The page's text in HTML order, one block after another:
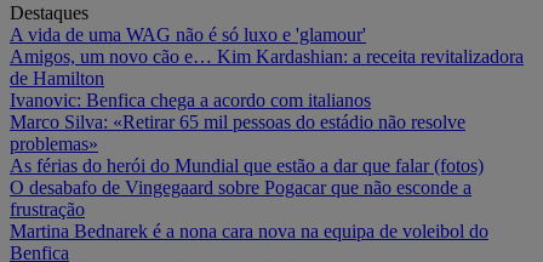
Destaques
A vida de uma WAG não é só luxo e 'glamour'
Amigos, um novo cão e… Kim Kardashian: a receita revitalizadora
de Hamilton
Ivanovic: Benfica chega a acordo com italianos
Marco Silva: «Retirar 65 mil pessoas do estádio não resolve
problemas»
As férias do herói do Mundial que estão a dar que falar (fotos)
O desabafo de Vingegaard sobre Pogacar que não esconde a
frustração
Martina Bednarek é a nona cara nova na equipa de voleibol do
Benfica